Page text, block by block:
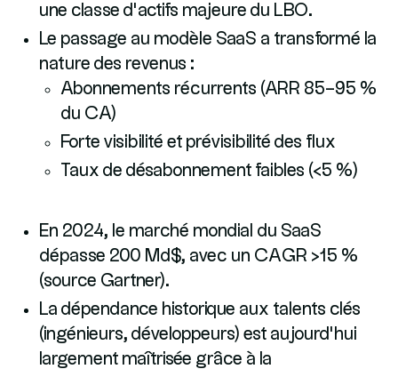
une classe d’actifs majeure du LBO.
Le passage au modèle SaaS a transformé la
nature des revenus :
Abonnements récurrents (ARR 85–95 %
du CA)
Forte visibilité et prévisibilité des flux
Taux de désabonnement faibles (<5 %)
En 2024, le marché mondial du SaaS
dépasse 200 Md$, avec un CAGR >15 %
(source Gartner).
La dépendance historique aux talents clés
(ingénieurs, développeurs) est aujourd’hui
largement maîtrisée grâce à la